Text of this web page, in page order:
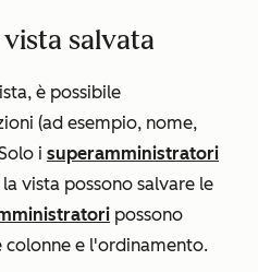
salvata
è possibile
(ad esempio, nome,
i superamministratori
vista possono salvare le
possono
e l'ordinamento.